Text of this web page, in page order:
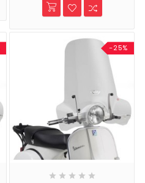
-25%
    